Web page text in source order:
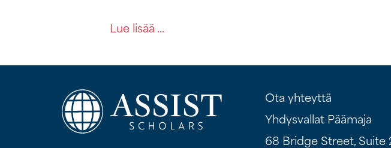
Lue lisää ...
Ota yhteyttä
Yhdysvallat Päämaja
68 Bridge Street, Suite